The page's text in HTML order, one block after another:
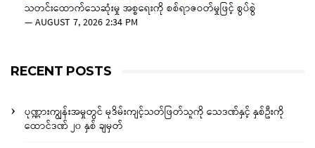
သတင်းထောက်သေဆုံးမှု အစ္စရေးကို စစ်ရာဇဝတ်မှုဖြင့် စွပ်စွဲ
—AUGUST 7, 2026 2:34 PM
RECENT POSTS
ပုဏ္ဏားကျွန်းအမှုတွင် မုဒိမ်းကျင့်သတ်ဖြတ်သူကို သေဒဏ်နှင့် နှစ်ဦးကို
ထောင်ဒဏ် ၂၀ နှစ် ချမှတ်